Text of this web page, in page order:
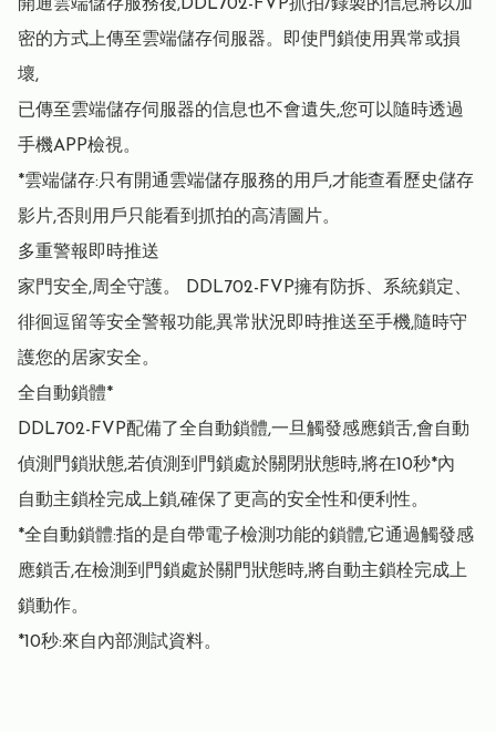
開通雲端儲存服務後,DDL702-FVP抓拍/錄製的信息將以加
密的方式上傳至雲端儲存伺服器。即使門鎖使用異常或損
壞,
已傳至雲端儲存伺服器的信息也不會遺失,您可以隨時透過
手機APP檢視。
*雲端儲存:只有開通雲端儲存服務的用戶,才能查看歷史儲存
影片,否則用戶只能看到抓拍的高清圖片。
多重警報即時推送
家門安全,周全守護。 DDL702-FVP擁有防拆、系統鎖定、
徘徊逗留等安全警報功能,異常狀況即時推送至手機,隨時守
護您的居家安全。
全自動鎖體*
DDL702-FVP配備了全自動鎖體,一旦觸發感應鎖舌,會自動
偵測門鎖狀態,若偵測到門鎖處於關閉狀態時,將在10秒*內
自動主鎖栓完成上鎖,確保了更高的安全性和便利性。
*全自動鎖體:指的是自帶電子檢測功能的鎖體,它通過觸發感
應鎖舌,在檢測到門鎖處於關門狀態時,將自動主鎖栓完成上
鎖動作。
*10秒:來自內部測試資料。